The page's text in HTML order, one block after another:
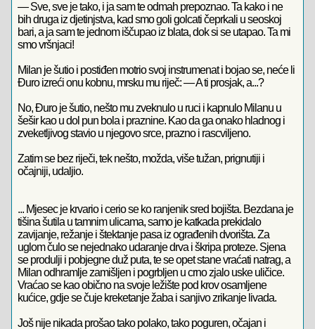
— Sve, sve je tako, i ja sam te odmah prepoznao. Ta kako i ne
bih druga iz djetinjstva, kad smo goli golcati čeprkali u seoskoj
bari, a ja sam te jednom iščupao iz blata, dok si se utapao. Ta mi
smo vršnjaci!
Milan je šutio i postiđen motrio svoj instrumenat i bojao se, neće li
Đuro izreći onu kobnu, mrsku mu riječ: — A ti prosjak, a...?
No, Đuro je šutio, nešto mu zveknulo u ruci i kapnulo Milanu u
šešir kao u dol pun bola i praznine. Kao da ga onako hladnog i
zveketljivog stavio u njegovo srce, prazno i rascviljeno.
Zatim se bez riječi, tek nešto, možda, više tužan, prignutiji i
očajniji, udaljio.
... Mjesec je krvario i cerio se ko ranjenik sred bojišta. Bezdana je
tišina šutila u tamnim ulicama, samo je katkada prekidalo
zavijanje, režanje i štektanje pasa iz ograđenih dvorišta. Za
uglom čulo se nejednako udaranje drva i škripa proteze. Sjena
se produlji i pobjegne duž puta, te se opet stane vraćati natrag, a
Milan odhramlje zamišljen i pogrbljen u crno zjalo uske uličice.
Vraćao se kao obično na svoje ležište pod krov osamljene
kućice, gdje se čuje kreketanje žaba i sanjivo zrikanje livada.
Još nije nikada prošao tako polako, tako poguren, očajan i